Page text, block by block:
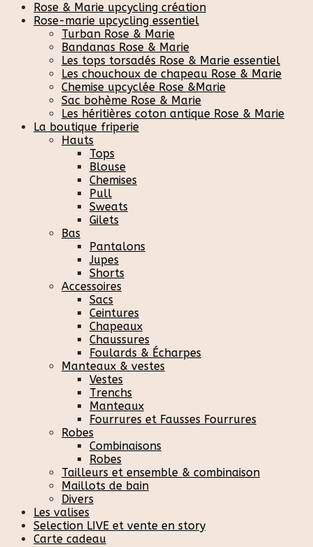
Rose & Marie upcycling création
Rose-marie upcycling essentiel
Turban Rose & Marie
Bandanas Rose & Marie
Les tops torsadés Rose & Marie essentiel
Les chouchoux de chapeau Rose & Marie
Chemise upcyclée Rose &Marie
Sac bohème Rose & Marie
Les héritières coton antique Rose & Marie
La boutique friperie
Hauts
Tops
Blouse
Chemises
Pull
Sweats
Gilets
Bas
Pantalons
Jupes
Shorts
Accessoires
Sacs
Ceintures
Chapeaux
Chaussures
Foulards & Écharpes
Manteaux & vestes
Vestes
Trenchs
Manteaux
Fourrures et Fausses Fourrures
Robes
Combinaisons
Robes
Tailleurs et ensemble & combinaison
Maillots de bain
Divers
Les valises
Selection LIVE et vente en story
Carte cadeau